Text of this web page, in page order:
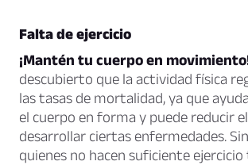
Falta de ejercicio
¡Mantén tu cuerpo en
descubierto que la actividad física
las tasas de mortalidad, ya que
el cuerpo en forma y puede reducir
desarrollar ciertas enfermedades.
quienes no hacen suficiente